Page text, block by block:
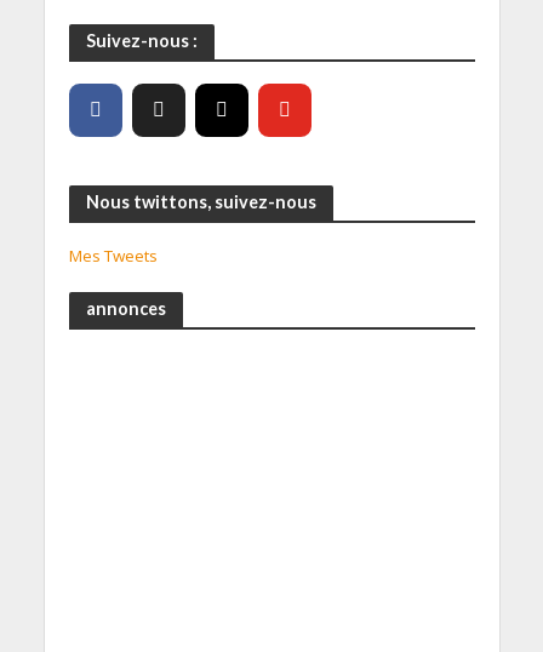
Suivez-nous :
Nous twittons, suivez-nous
Mes Tweets
annonces